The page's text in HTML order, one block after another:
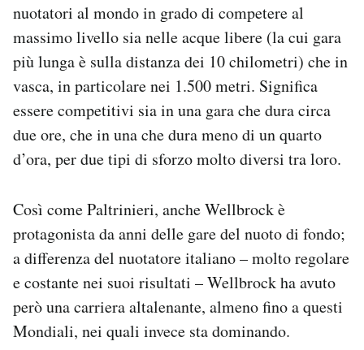
nuotatori al mondo in grado di competere al
massimo livello sia nelle acque libere (la cui gara
più lunga è sulla distanza dei 10 chilometri) che in
vasca, in particolare nei 1.500 metri. Significa
essere competitivi sia in una gara che dura circa
due ore, che in una che dura meno di un quarto
d’ora, per due tipi di sforzo molto diversi tra loro.
Così come Paltrinieri, anche Wellbrock è
protagonista da anni delle gare del nuoto di fondo;
a differenza del nuotatore italiano – molto regolare
e costante nei suoi risultati – Wellbrock ha avuto
però una carriera altalenante, almeno fino a questi
Mondiali, nei quali invece sta dominando.